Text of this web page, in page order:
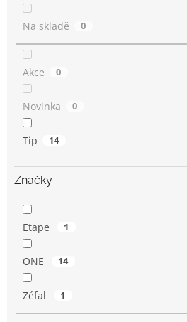
Na skladě 0
Akce 0
Novinka 0
Tip 14
Značky
Etape 1
ONE 14
Zéfal 1